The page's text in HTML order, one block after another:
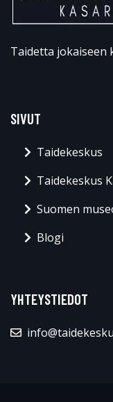
Taidetta jokaiseen
SIVUT
Taidekeskus
Taidekeskus
Suomen
Blogi
YHTEYSTIEDOT